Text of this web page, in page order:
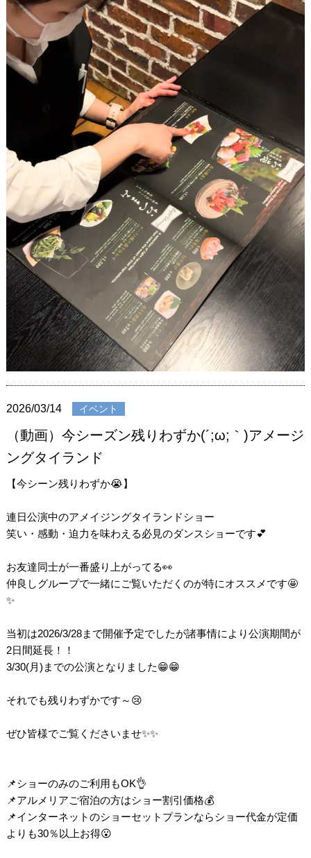
2026/03/14 イベント
（動画）今シーズン残りわずか(´;ω;｀)アメージ
ングタイランド
【今シーン残りわずか😭】
連日公演中のアメイジングタイランドショー
笑い・感動・迫力を味わえる必見のダンスショーです💕
お友達同士が一番盛り上がってる👀
仲良しグループで一緒にご覧いただくのが特にオススメです🤩
✨
当初は2026/3/28まで開催予定でしたが諸事情により公演期間が
2日間延長！！
3/30(月)までの公演となりました😁😁
それでも残りわずかです～😢
ぜひ皆様でご覧くださいませ✨✨
📌ショーのみのご利用もOK👌
📌アルメリアご宿泊の方はショー割引価格💰
📌インターネットのショーセットプランならショー代金が定価
よりも30％以上お得😮